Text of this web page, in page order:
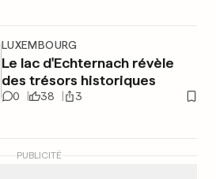
LUXEMBOURG
Le lac d'Echternach révèle
des trésors historiques
0 38 3
PUBLICITÉ